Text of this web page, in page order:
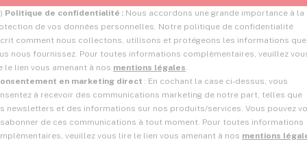
Politique de confidentialité : Nous accordons une grande importance à la
de vos données personnelles. Notre politique de confidentialité
comment nous collectons, utilisons et protégeons les informations que
nous fournissez. Pour toutes informations complèmentaires, veuillez
le lien vous amenant à nos mentions légales.
en marketing direct : En cochant la case ci-dessus, vous
à recevoir des communications marketing de notre part, telles que
newsletters et des informations sur nos produits/services. Vous pouvez
de ces communications à tout moment. Pour toutes informations
veuillez vous lire le lien vous amenant à nos mentions